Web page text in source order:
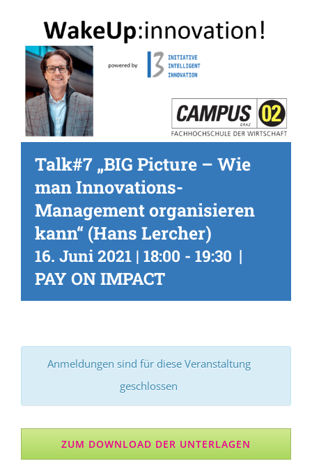
Talk#7 „BIG Picture – Wie
man Innovations-
Management organisieren
kann“ (Hans Lercher)
16. Juni 2021 | 18:00 - 19:30 |
PAY ON IMPACT
Anmeldungen sind für diese Veranstaltung
geschlossen
ZUM DOWNLOAD DER UNTERLAGEN